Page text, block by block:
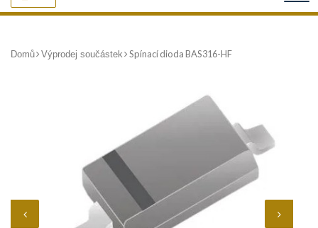
Domů Výprodej součástek Spínací dioda BAS316-HF